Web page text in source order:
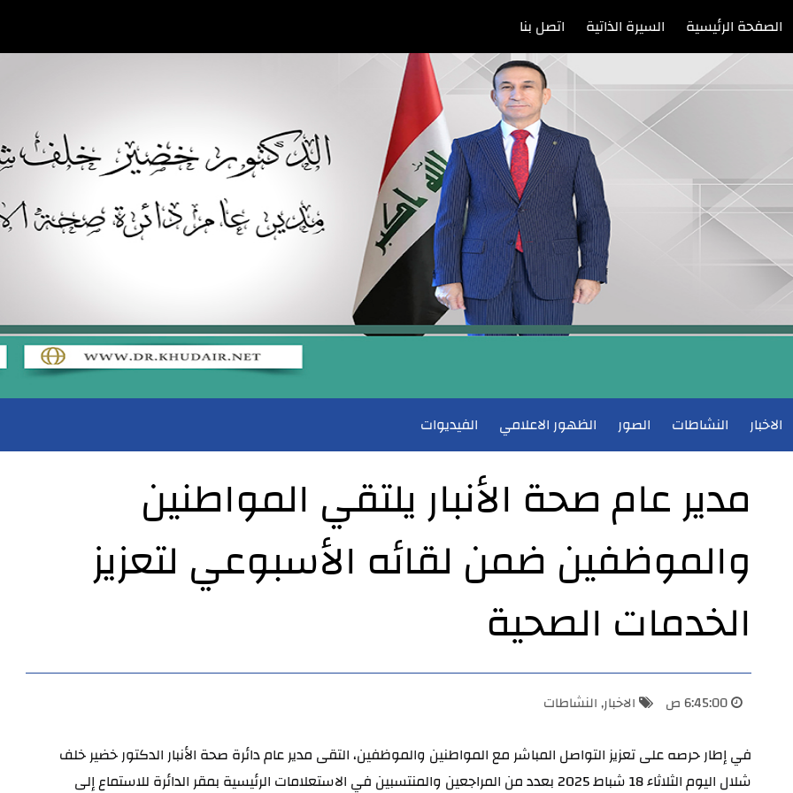
الصفحة الرئيسية السيرة الذاتية اتصل بنا
الاخبار النشاطات الصور الظهور الاعلامي الفيديوات
مدير عام صحة الأنبار يلتقي المواطنين
والموظفين ضمن لقائه الأسبوعي لتعزيز
الخدمات الصحية
6:45:00 ص الاخبار,النشاطات
شلال اليوم الثلاثاء 18 شباط 2025 بعدد من المراجعين